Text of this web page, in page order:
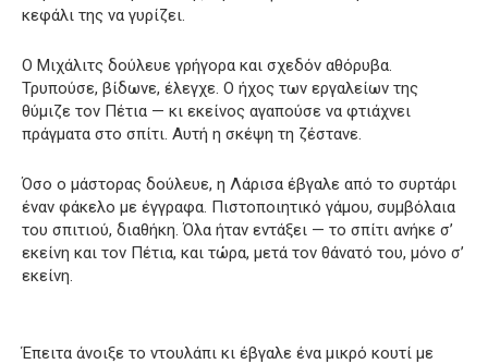
κεφάλι της να γυρίζει.
Ο Μιχάλιτς δούλευε γρήγορα και σχεδόν αθόρυβα.
Τρυπούσε, βίδωνε, έλεγχε. Ο ήχος των εργαλείων της
θύμιζε τον Πέτια — κι εκείνος αγαπούσε να φτιάχνει
πράγματα στο σπίτι. Αυτή η σκέψη τη ζέστανε.
Όσο ο μάστορας δούλευε, η Λάρισα έβγαλε από το συρτάρι
έναν φάκελο με έγγραφα. Πιστοποιητικό γάμου, συμβόλαια
του σπιτιού, διαθήκη. Όλα ήταν εντάξει — το σπίτι ανήκε σ’
εκείνη και τον Πέτια, και τώρα, μετά τον θάνατό του, μόνο σ’
εκείνη.
Έπειτα άνοιξε το ντουλάπι κι έβγαλε ένα μικρό κουτί με